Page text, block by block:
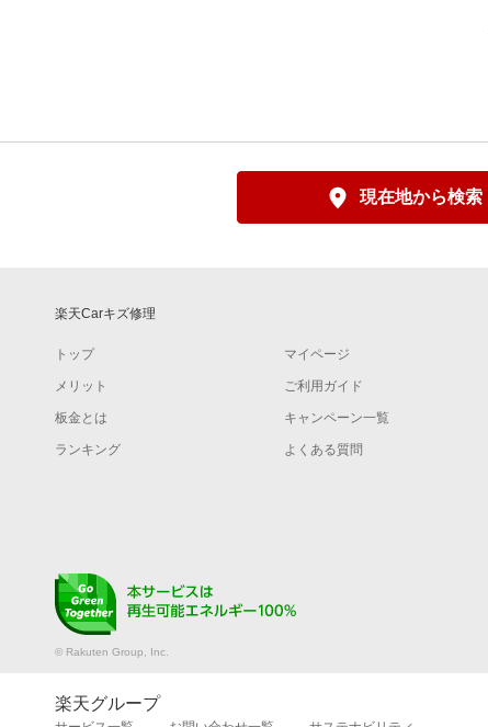
現在地から検索
楽天Carキズ修理
トップ マイページ
メリット ご利用ガイド
板金とは キャンペーン一覧
ランキング よくある質問
© Rakuten Group, Inc.
楽天グループ